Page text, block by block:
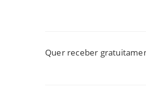
Quer receber